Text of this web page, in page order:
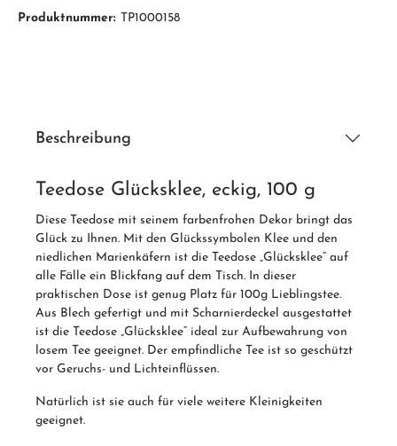
Produktnummer: TP1000158
Beschreibung
Teedose Glücksklee, eckig, 100 g
Diese Teedose mit seinem farbenfrohen Dekor bringt das
Glück zu Ihnen. Mit den Glückssymbolen Klee und den
niedlichen Marienkäfern ist die Teedose „Glücksklee“ auf
alle Fälle ein Blickfang auf dem Tisch. In dieser
praktischen Dose ist genug Platz für 100g Lieblingstee.
Aus Blech gefertigt und mit Scharnierdeckel ausgestattet
ist die Teedose „Glücksklee“ ideal zur Aufbewahrung von
losem Tee geeignet. Der empfindliche Tee ist so geschützt
vor Geruchs- und Lichteinflüssen.
Natürlich ist sie auch für viele weitere Kleinigkeiten
geeignet.